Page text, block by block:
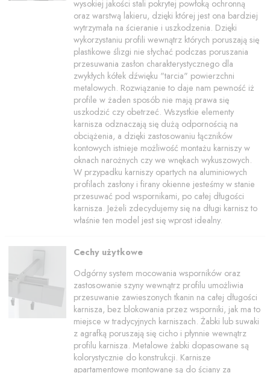
wysokiej jakości stali pokrytej powłoką ochronną
oraz warstwą lakieru, dzięki której jest ona bardziej
wytrzymała na ścieranie i uszkodzenia. Dzięki
wykorzystaniu profili wewnątrz których poruszają się
plastikowe ślizgi nie słychać podczas poruszania
przesuwania zasłon charakterystycznego dla
zwykłych kółek dźwięku "tarcia" powierzchni
metalowych. Rozwiązanie to daje nam pewność iż
profile w żaden sposób nie mają prawa się
uszkodzić czy obetrzeć. Wszystkie elementy
karnisza odznaczają się dużą odpornością na
obciążenia, a dzięki zastosowaniu łączników
kontowych istnieje możliwość montażu karniszy w
oknach narożnych czy we wnękach wykuszowych.
W przypadku karniszy opartych na aluminiowych
profilach zasłony i firany okienne jesteśmy w stanie
przesuwać pod wspornikami, po całej długości
karnisza. Jeżeli zdecydujemy się na długi karnisz to
właśnie ten model jest się wprost idealny.
Cechy użytkowe
Odgórny system mocowania wsporników oraz
zastosowanie szyny wewnątrz profilu umożliwia
przesuwanie zawieszonych tkanin na całej długości
karnisza, bez blokowania przez wsporniki, jak ma to
miejsce w tradycyjnych karniszach. Żabki lub suwaki
z agrafką poruszają się cicho i płynnie wewnątrz
profilu karnisza. Metalowe żabki dopasowane są
kolorystycznie do konstrukcji. Karnisze
apartamentowe montowane są do ściany za